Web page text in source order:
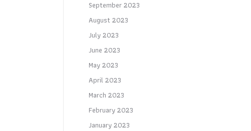
September 2023
August 2023
July 2023
June 2023
May 2023
April 2023
March 2023
February 2023
January 2023